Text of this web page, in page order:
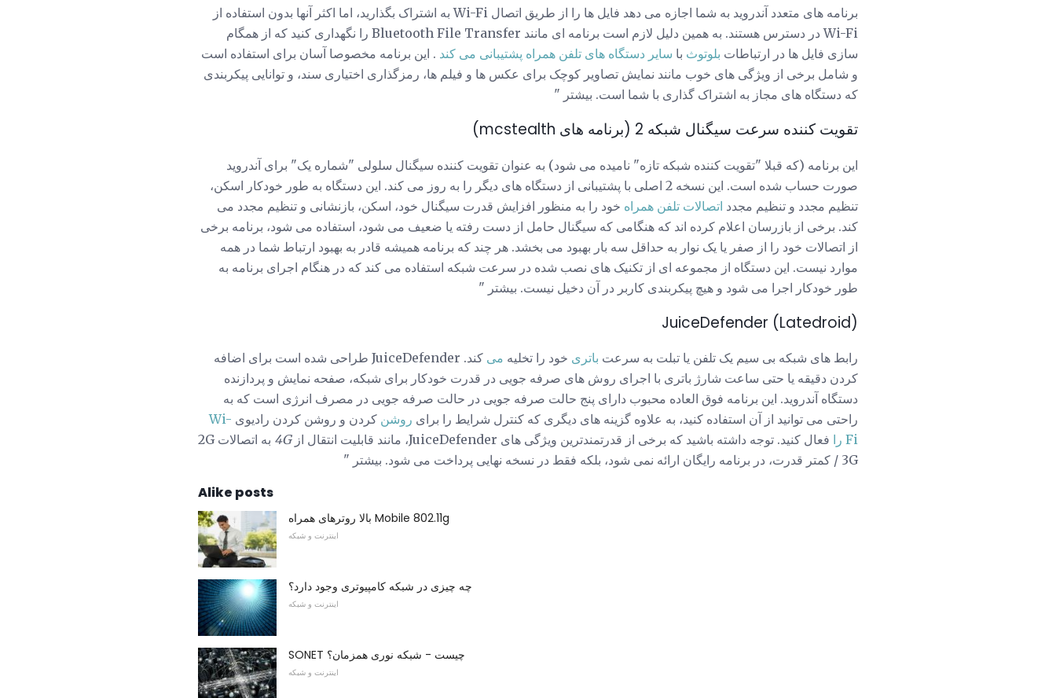
برنامه های متعدد آندروید به شما اجازه می دهد فایل ها را از طریق اتصال Wi-Fi به اشتراک بگذارید، اما اکثر آنها بدون استفاده از
Wi-Fi در دسترس هستند. به همین دلیل لازم است برنامه ای مانند Bluetooth File Transfer را نگهداری کنید که از همگام
سازی فایل ها در ارتباطات بلوتوث با سایر دستگاه های تلفن همراه پشتیبانی می کند . این برنامه مخصوصا آسان برای استفاده است
و شامل برخی از ویژگی های خوب مانند نمایش تصاویر کوچک برای عکس ها و فیلم ها، رمزگذاری اختیاری سند، و توانایی پیکربندی
که دستگاه های مجاز به اشتراک گذاری با شما است. بیشتر "
تقویت کننده سرعت سیگنال شبکه 2 (برنامه های mcstealth)
این برنامه (که قبلا "تقویت کننده شبکه تازه" نامیده می شود) به عنوان تقویت کننده سیگنال سلولی "شماره یک" برای آندروید
صورت حساب شده است. این نسخه 2 اصلی با پشتیبانی از دستگاه های دیگر را به روز می کند. این دستگاه به طور خودکار اسکن،
تنظیم مجدد و تنظیم مجدد اتصالات تلفن همراه خود را به منظور افزایش قدرت سیگنال خود، اسکن، بازنشانی و تنظیم مجدد می
کند. برخی از بازرسان اعلام کرده اند که هنگامی که سیگنال حامل از دست رفته یا ضعیف می شود، استفاده می شود، برنامه برخی
از اتصالات خود را از صفر یا یک نوار به حداقل سه بار بهبود می بخشد. هر چند که برنامه همیشه قادر به بهبود ارتباط شما در همه
موارد نیست. این دستگاه از مجموعه ای از تکنیک های نصب شده در سرعت شبکه استفاده می کند که در هنگام اجرای برنامه به
طور خودکار اجرا می شود و هیچ پیکربندی کاربر در آن دخیل نیست. بیشتر "
JuiceDefender (Latedroid)
رابط های شبکه بی سیم یک تلفن یا تبلت به سرعت باتری خود را تخلیه می
کند. JuiceDefender طراحی شده است برای اضافه
کردن دقیقه یا حتی ساعت شارژ باتری با اجرای روش های صرفه جویی در قدرت خودکار برای شبکه، صفحه نمایش و پردازنده
دستگاه آندروید. این برنامه فوق العاده محبوب دارای پنج حالت صرفه جویی در حالت صرفه جویی در مصرف انرژی است که به
راحتی می توانید از آن استفاده کنید، به علاوه گزینه های دیگری که کنترل شرایط را برای روشن کردن و روشن کردن رادیوی Wi-
Fi را
فعال کنید. توجه داشته باشید که برخی از قدرتمندترین ویژگی های JuiceDefender، مانند قابلیت انتقال از 4G
به اتصالات 2G
/ 3G کمتر قدرت، در برنامه رایگان ارائه نمی شود، بلکه فقط در نسخه نهایی پرداخت می شود. بیشتر "
Alike posts
بالا روترهای همراه Mobile 802.11g
اینترنت و شبکه
چه چیزی در شبکه کامپیوتری وجود دارد؟
اینترنت و شبکه
SONET چیست - شبکه نوری همزمان؟
اینترنت و شبکه